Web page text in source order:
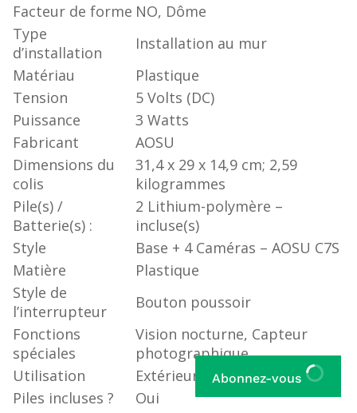
Facteur de forme ‎NO, Dôme
Type
d’installation
‎Installation au mur
Matériau
‎Plastique
Tension
‎5 Volts (DC)
Puissance
‎3 Watts
Fabricant
‎AOSU
Dimensions du
colis
‎31,4 x 29 x 14,9 cm; 2,59
kilogrammes
Pile(s) /
Batterie(s) :
‎2 Lithium-polymère –
incluse(s)
Style
‎Base + 4 Caméras – AOSU C7S
Matière
‎Plastique
Style de
l’interrupteur
‎Bouton poussoir
Fonctions
spéciales
‎Vision nocturne, Capteur
photographique
Utilisation
‎Extérieur
Piles incluses ?
‎Oui
Abonnez-vous